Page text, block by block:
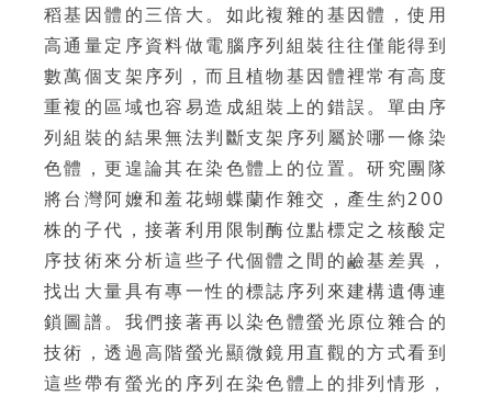
稻基因體的三倍大。如此複雜的基因體，使用
高通量定序資料做電腦序列組裝往往僅能得到
數萬個支架序列，而且植物基因體裡常有高度
重複的區域也容易造成組裝上的錯誤。單由序
列組裝的結果無法判斷支架序列屬於哪一條染
色體，更遑論其在染色體上的位置。研究團隊
將台灣阿嬤和羞花蝴蝶蘭作雜交，產生約200
株的子代，接著利用限制酶位點標定之核酸定
序技術來分析這些子代個體之間的鹼基差異，
找出大量具有專一性的標誌序列來建構遺傳連
鎖圖譜。我們接著再以染色體螢光原位雜合的
技術，透過高階螢光顯微鏡用直觀的方式看到
這些帶有螢光的序列在染色體上的排列情形，